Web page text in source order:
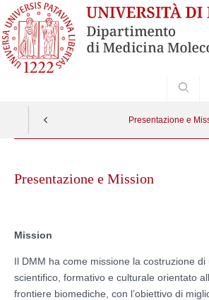
Presentazione e
contentPresentazione e Mission
Mission
Il DMM ha come missione la costruzione di
scientifico, formativo e culturale orientato
frontiere biomediche, con l’obiettivo di